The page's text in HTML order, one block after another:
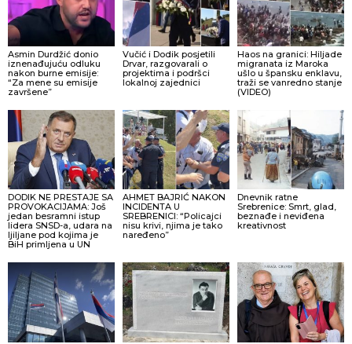
Asmin Durdžić donio
iznenađujuću odluku
nakon burne emisije:
“Za mene su emisije
završene”
Vučić i Dodik posjetili
Drvar, razgovarali o
projektima i podršci
lokalnoj zajednici
Haos na granici: Hiljade
migranata iz Maroka
ušlo u špansku enklavu,
traži se vanredno stanje
(VIDEO)
DODIK NE PRESTAJE SA
PROVOKACIJAMA: Još
jedan besramni istup
lidera SNSD-a, udara na
ljiljane pod kojima je
BiH primljena u UN
AHMET BAJRIĆ NAKON
INCIDENTA U
SREBRENICI: “Policajci
nisu krivi, njima je tako
naređeno”
Dnevnik ratne
Srebrenice: Smrt, glad,
beznađe i neviđena
kreativnost